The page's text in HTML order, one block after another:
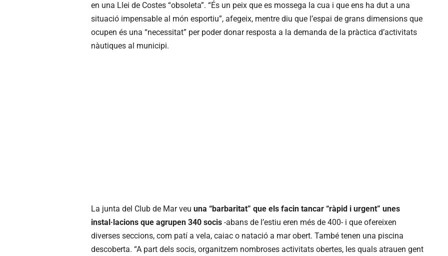
en una Llei de Costes “obsoleta”. “És un peix que es mossega la cua i que ens ha dut a una
situació impensable al món esportiu”, afegeix, mentre diu que l’espai de grans dimensions que
ocupen és una “necessitat” per poder donar resposta a la demanda de la pràctica d’activitats
nàutiques al municipi.
La junta del Club de Mar veu una “barbaritat” que els facin tancar “ràpid i urgent” unes
instal·lacions que agrupen 340 socis -abans de l’estiu eren més de 400- i que ofereixen
diverses seccions, com patí a vela, caiac o natació a mar obert. També tenen una piscina
descoberta. “A part dels socis, organitzem nombroses activitats obertes, les quals atrauen gent